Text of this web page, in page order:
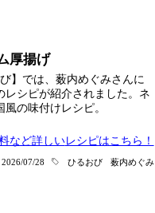
厚揚げ
】では、薮内めぐみさんに
レシピが紹介されました。ネ
の味付けレシピ。
など詳しいレシピはこちら！
2026/07/28 ひるおび 薮内めぐみ